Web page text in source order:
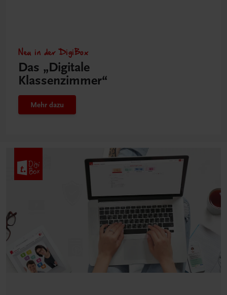
Neu in der DigiBox
Das „Digitale
Klassenzimmer“
Mehr dazu